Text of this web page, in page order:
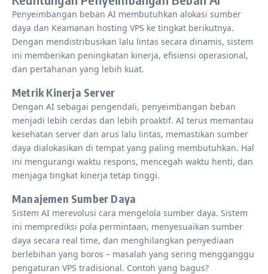
Penyeimbangan beban AI membutuhkan alokasi sumber
daya dan Keamanan hosting VPS ke tingkat berikutnya.
Dengan mendistribusikan lalu lintas secara dinamis, sistem
ini memberikan peningkatan kinerja, efisiensi operasional,
dan pertahanan yang lebih kuat.
Metrik Kinerja Server
Dengan AI sebagai pengendali, penyeimbangan beban
menjadi lebih cerdas dan lebih proaktif. AI terus memantau
kesehatan server dan arus lalu lintas, memastikan sumber
daya dialokasikan di tempat yang paling membutuhkan. Hal
ini mengurangi waktu respons, mencegah waktu henti, dan
menjaga tingkat kinerja tetap tinggi.
Manajemen Sumber Daya
Sistem AI merevolusi cara mengelola sumber daya. Sistem
ini memprediksi pola permintaan, menyesuaikan sumber
daya secara real time, dan menghilangkan penyediaan
berlebihan yang boros – masalah yang sering mengganggu
pengaturan VPS tradisional. Contoh yang bagus?